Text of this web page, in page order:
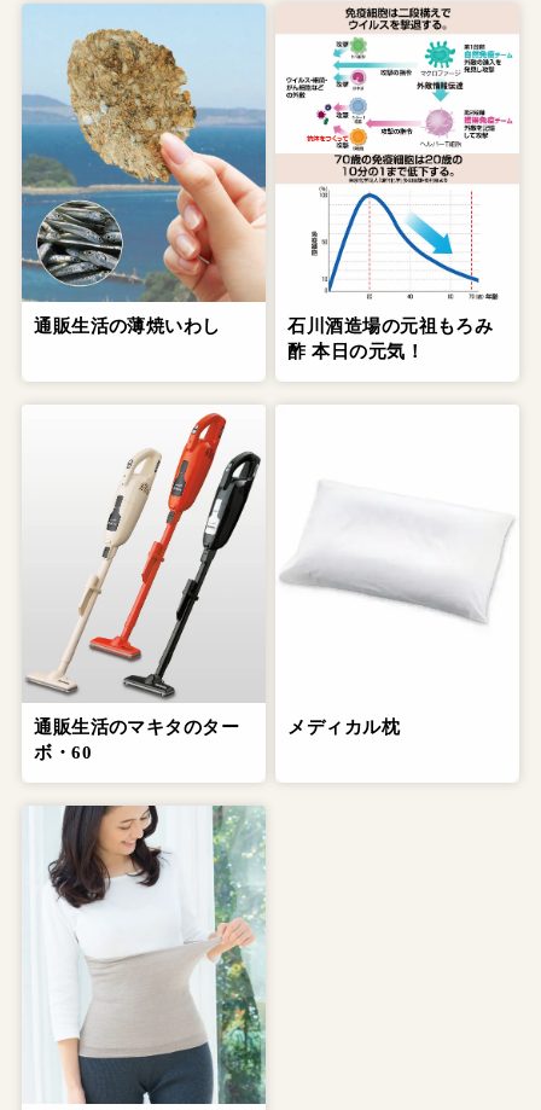
通販生活の薄焼いわし
石川酒造場の元祖もろみ
酢 本日の元気！
通販生活のマキタのター
ボ・60
メディカル枕